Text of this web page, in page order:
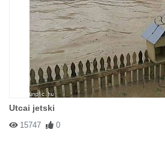
Utcai jetski
15747 0